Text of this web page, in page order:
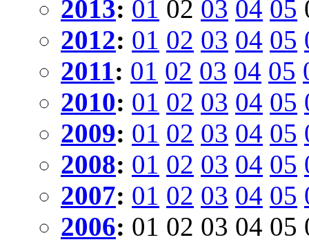
2013: 01 02 03 04 05
2012: 01 02 03 04 05
2011: 01 02 03 04 05
2010: 01 02 03 04 05
2009: 01 02 03 04 05
2008: 01 02 03 04 05
2007: 01 02 03 04 05
2006: 01 02 03 04 05